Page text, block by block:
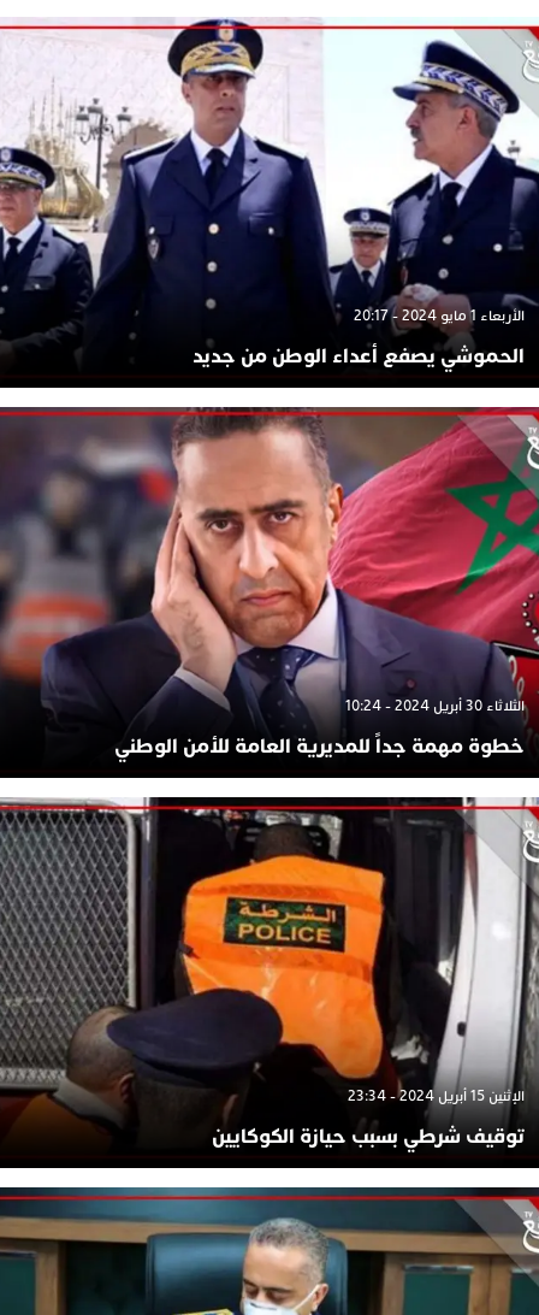
الأربعاء 1 مايو 2024 - 20:17
الحموشي يصفع أعداء الوطن من جديد
الثلاثاء 30 أبريل 2024 - 10:24
خطوة مهمة جداً للمديرية العامة للأمن الوطني
الإثنين 15 أبريل 2024 - 23:34
توقيف شرطي بسبب حيازة الكوكايين